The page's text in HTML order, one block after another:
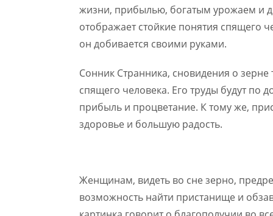
жизни, прибылью, богатым урожаем и
отображает стойкие понятия спящего
он добивается своими руками.
Сонник Странника, сновидения о
спящего человека. Его труды будут по
прибыль и процветание. К тому же,
здоровье и большую радость.
Женщинам, видеть во сне зерно,
возможность найти пристанище и